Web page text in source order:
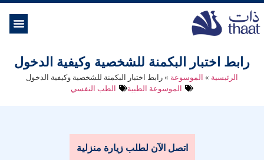
رابط اختبار البكمنة للشخصية وكيفية الدخول
الرئيسية » الموسوعة » رابط اختبار البكمنة للشخصية وكيفية الدخول
الموسوعة الطبية
الطب النفسي
اتصل الآن لطلب زيارة منزلية